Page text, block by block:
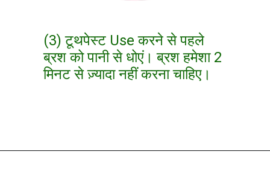
(3) टूथपेस्ट Use करने से पहले
ब्रश को पानी से धोएं। ब्रश हमेशा 2
मिनट से ज़्यादा नहीं करना चाहिए।